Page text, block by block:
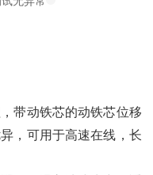
带动铁芯的动铁芯位移
，可用于高速在线，长